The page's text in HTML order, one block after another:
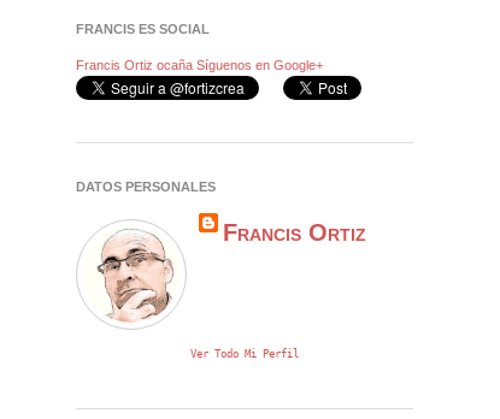
FRANCIS ES SOCIAL
Francis Ortiz ocaña Síguenos en Google+
DATOS PERSONALES
Francis Ortiz
Ver Todo Mi Perfil